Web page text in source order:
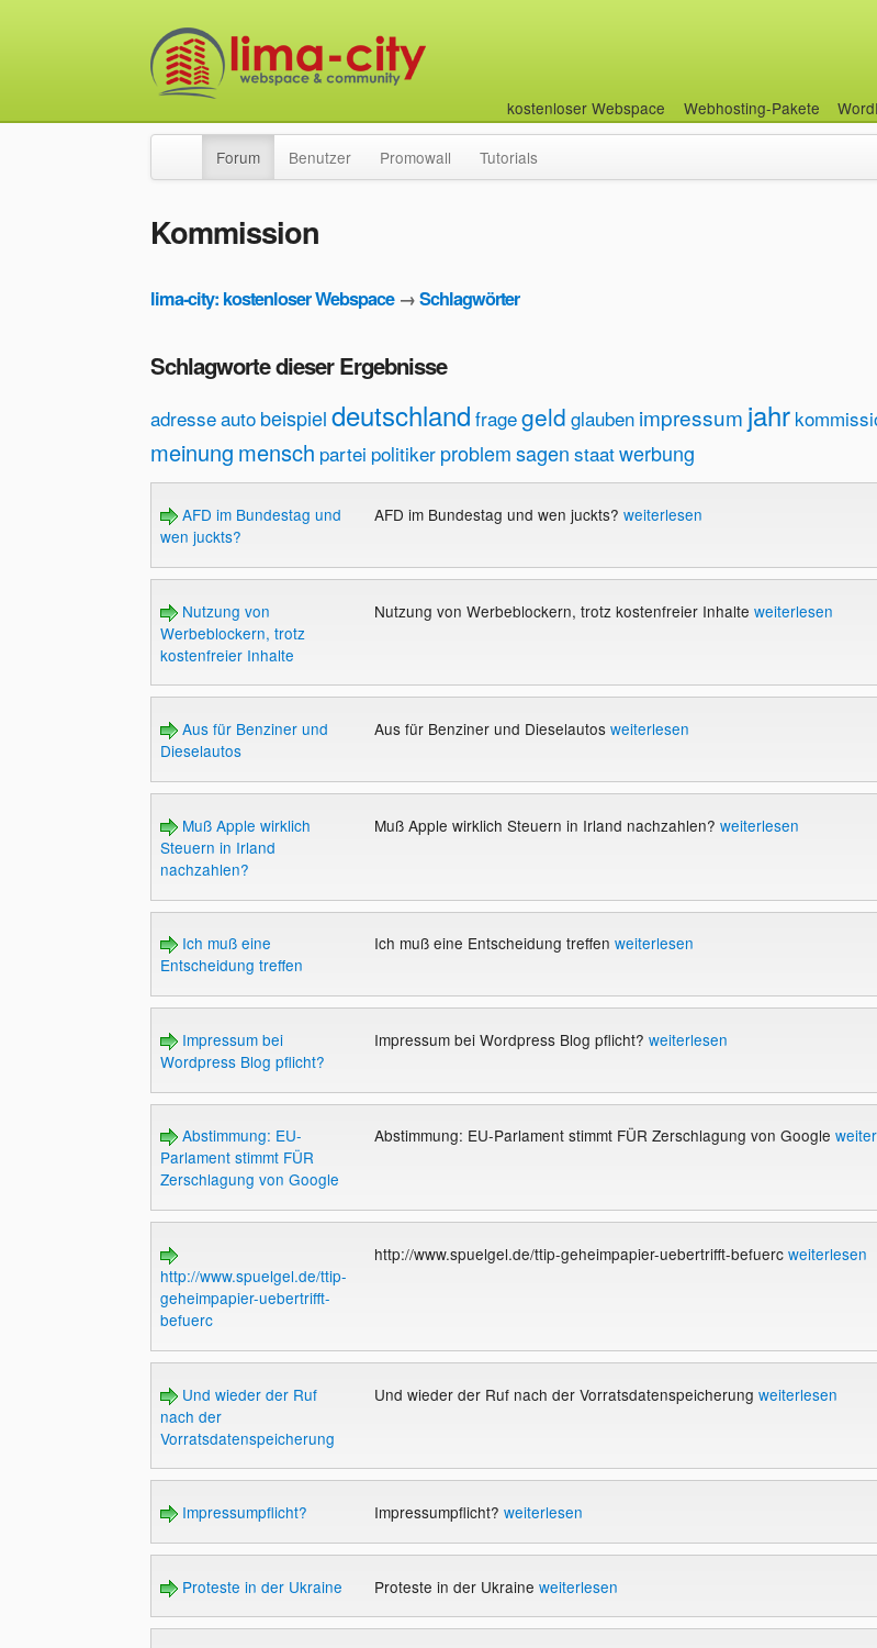
kostenloser Webspace Webhosting-Pakete
Forum Benutzer Promowall Tutorials
Kommission
lima-city: kostenloser Webspace→Schlagwörter
Schlagworte dieser Ergebnisse
adresseauto beispieldeutschland fragegeld glauben impressum jahr
meinung mensch partei politiker problemsagen staatwerbung
AFD im Bundestag und
wen juckts?
AFD im Bundestag und wen juckts? weiterlesen
Nutzung von
Werbeblockern, trotz
kostenfreier Inhalte
Nutzung von Werbeblockern, trotz kostenfreier Inhalte weiterlesen
Aus für Benziner und
Dieselautos
Aus für Benziner und Dieselautos weiterlesen
Muß Apple wirklich
Steuern in Irland
nachzahlen?
Muß Apple wirklich Steuern in Irland nachzahlen? weiterlesen
Ich muß eine
Entscheidung treffen
Ich muß eine Entscheidung treffen weiterlesen
Impressum bei
Wordpress Blog pflicht?
Impressum bei Wordpress Blog pflicht? weiterlesen
Abstimmung: EU-
Parlament stimmt FÜR
Zerschlagung von Google
Abstimmung: EU-Parlament stimmt FÜR Zerschlagung von Google
http://www.spuelgel.de/ttip-
geheimpapier-uebertrifft-
befuerc
http://www.spuelgel.de/ttip-geheimpapier-uebertrifft-befuerc weiterlesen
Und wieder der Ruf
nach der
Vorratsdatenspeicherung
Und wieder der Ruf nach der Vorratsdatenspeicherung weiterlesen
Impressumpflicht? Impressumpflicht? weiterlesen
Proteste in der Ukraine Proteste in der Ukraine weiterlesen